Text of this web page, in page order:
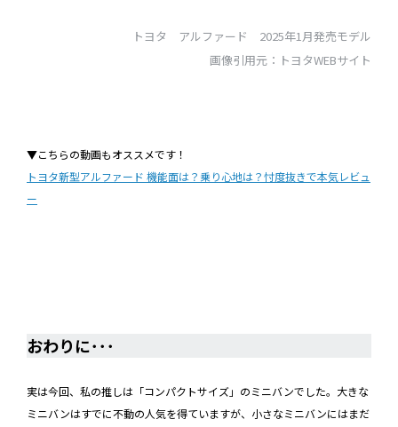
トヨタ アルファード 2025年1月発売モデル
画像引用元：トヨタWEBサイト
▼こちらの動画もオススメです！
トヨタ新型アルファード 機能面は？乗り心地は？忖度抜きで本気レビュ
ー
おわりに･･･
実は今回、私の推しは「コンパクトサイズ」のミニバンでした。大きな
ミニバンはすでに不動の人気を得ていますが、小さなミニバンにはまだ